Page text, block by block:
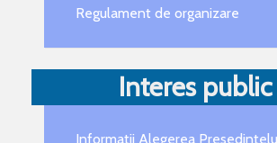
Regulament de organizare
Interes public
Informatii Alegerea